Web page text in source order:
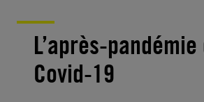
L’après-pandémie
Covid-19